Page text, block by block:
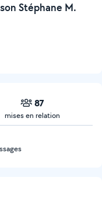
Stéphane M.
87
mises en relation